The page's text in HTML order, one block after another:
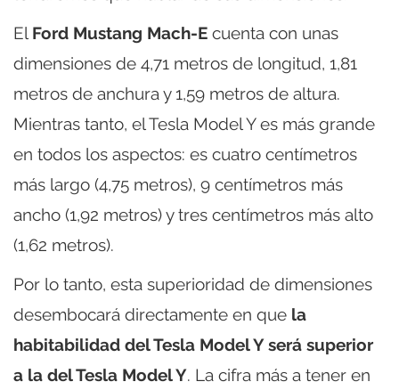
El Ford Mustang Mach-E cuenta con unas
dimensiones de 4,71 metros de longitud, 1,81
metros de anchura y 1,59 metros de altura.
Mientras tanto, el Tesla Model Y es más grande
en todos los aspectos: es cuatro centímetros
más largo (4,75 metros), 9 centímetros más
ancho (1,92 metros) y tres centímetros más alto
(1,62 metros).
Por lo tanto, esta superioridad de dimensiones
desembocará directamente en que la
habitabilidad del Tesla Model Y será superior
a la del Tesla Model Y. La cifra más a tener en